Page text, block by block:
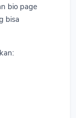
bio page
bisa